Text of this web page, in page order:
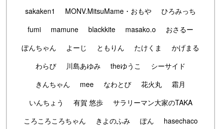
sakaken1
MONV.MitsuMame・おもや
ひろみっち
fumi
mamune blackkite masako.o
おさるー
ぽんちゃん
よーじ ともりん たけくま
かげまる
わらび
川島あゆみ theゆうこ
シーサイド
きんちゃん
mee なわとび 花火丸
霜月
いんちょう
有賀 悠歩
サラリーマン大家のTAKA
ころころころちゃん
きよのふみ ぽん
hasechaco